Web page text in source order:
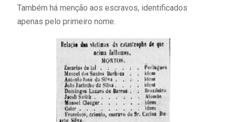
Também há menção aos escravos, identificados
apenas pelo primeiro nome.